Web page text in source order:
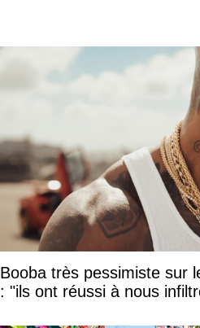
Booba très pessimiste sur
: "ils ont réussi à nous